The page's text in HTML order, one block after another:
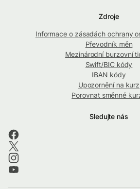
Zdroje
Informace o zásadách ochrany
Převodník měn
Mezinárodní burzovní
Swift/BIC kódy
IBAN kódy
Upozornění na kurz
Porovnat směnné
Sledujte nás